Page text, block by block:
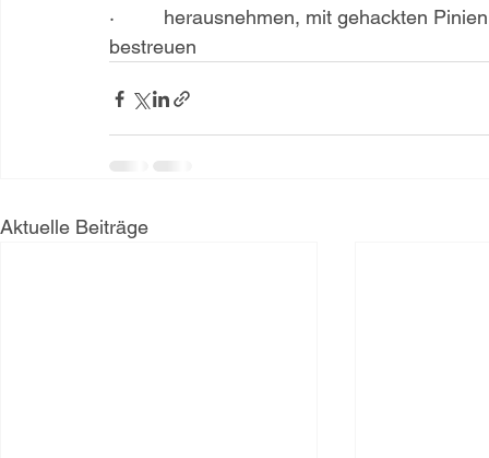
·         herausnehmen, mit gehackten
bestreuen
Aktuelle Beiträge